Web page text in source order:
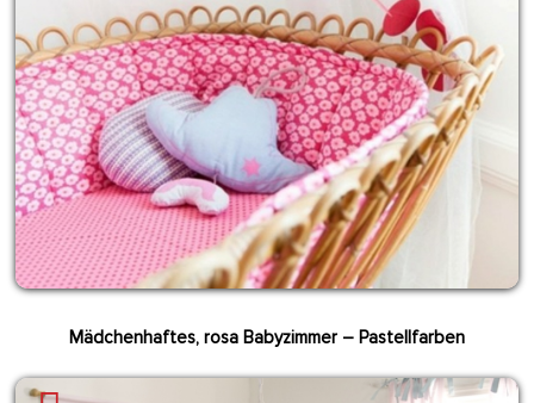
Mädchenhaftes, rosa Babyzimmer – Pastellfarben